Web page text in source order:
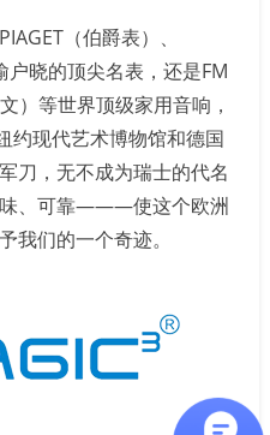
（伯爵表）、
户晓的顶尖名表，还是FM
等世界顶级家用音响，
约现代艺术博物馆和德国
刀，无不成为瑞士的代名
味、可靠―――使这个欧洲
我们的一个奇迹。